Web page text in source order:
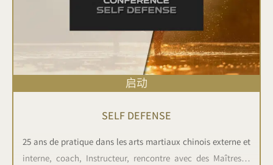
启动
SELF DEFENSE
25 ans de pratique dans les arts martiaux chinois externe et
interne, coach, Instructeur, rencontre avec des Maîtres…